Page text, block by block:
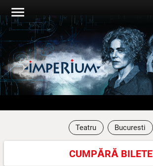
menu
Teatru Bucuresti
CUMPĂRĂ BILETE